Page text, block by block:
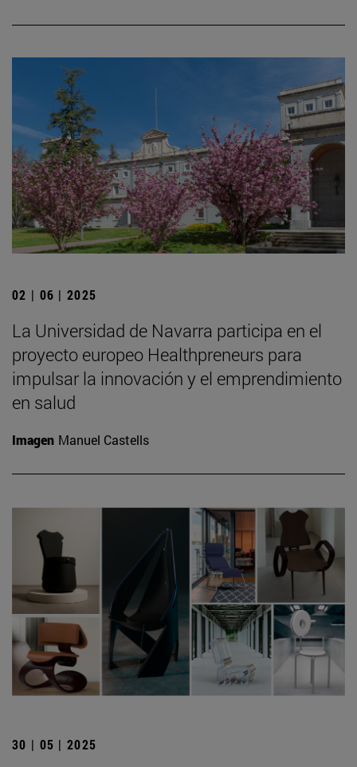
02 | 06 | 2025
La Universidad de Navarra participa en el
proyecto europeo Healthpreneurs para
impulsar la innovación y el emprendimiento
en salud
Imagen Manuel Castells
30 | 05 | 2025